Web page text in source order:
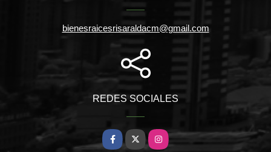
bienesraicesrisaraldacm@gmail.com
REDES SOCIALES
Facebook
X Instagram